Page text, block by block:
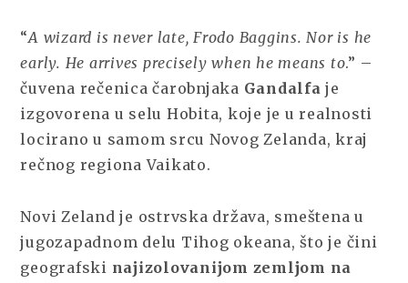
“A wizard is never late, Frodo Baggins. Nor is he
early. He arrives precisely when he means to.” –
čuvena rečenica čarobnjaka Gandalfa je
izgovorena u selu Hobita, koje je u realnosti
locirano u samom srcu Novog Zelanda, kraj
rečnog regiona Vaikato.
Novi Zeland je ostrvska država, smeštena u
jugozapadnom delu Tihog okeana, što je čini
geografski najizolovanijom zemljom na